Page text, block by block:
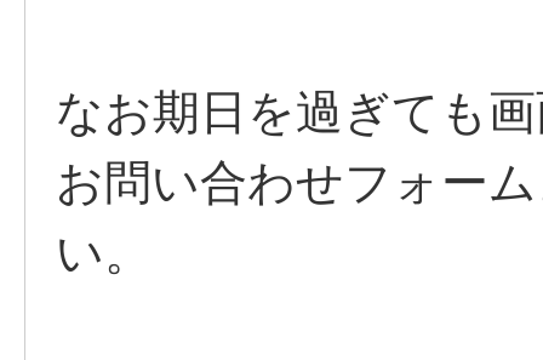
なお期日を過ぎても
お問い合わせフォー
い。